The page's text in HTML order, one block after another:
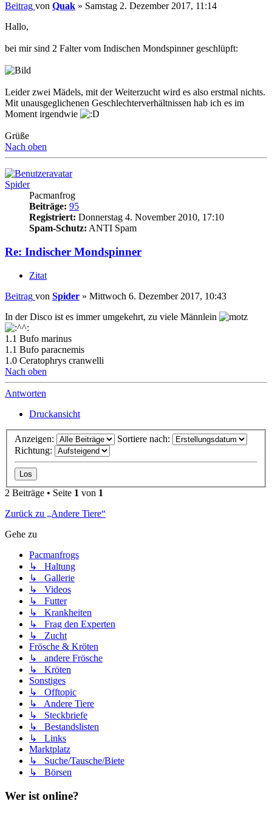
Beitrag von Quak » Samstag 2. Dezember 2017, 11:14
Hallo,
bei mir sind 2 Falter vom Indischen Mondspinner geschlüpft:
Leider zwei Mädels, mit der Weiterzucht wird es also erstmal nichts.
Mit unausgeglichenen Geschlechterverhältnissen hab ich es im
Moment irgendwie
Grüße
Nach oben
Spider
Pacmanfrog
Beiträge: 95
Registriert: Donnerstag 4. November 2010, 17:10
Spam-Schutz: ANTI Spam
Re: Indischer Mondspinner
Zitat
Beitrag von Spider » Mittwoch 6. Dezember 2017, 10:43
In der Disco ist es immer umgekehrt, zu viele Männlein
1.1 Bufo marinus
1.1 Bufo paracnemis
1.0 Ceratophrys cranwelli
Nach oben
Antworten
Druckansicht
Anzeigen:
Sortiere nach:
Richtung:
2 Beiträge • Seite 1 von 1
Zurück zu „Andere Tiere“
Gehe zu
Pacmanfrogs
↳ Haltung
↳ Gallerie
↳ Videos
↳ Futter
↳ Krankheiten
↳ Frag den Experten
↳ Zucht
Frösche & Kröten
↳ andere Frösche
↳ Kröten
Sonstiges
↳ Offtopic
↳ Andere Tiere
↳ Steckbriefe
↳ Bestandslisten
↳ Links
Marktplatz
↳ Suche/Tausche/Biete
↳ Börsen
Wer ist online?